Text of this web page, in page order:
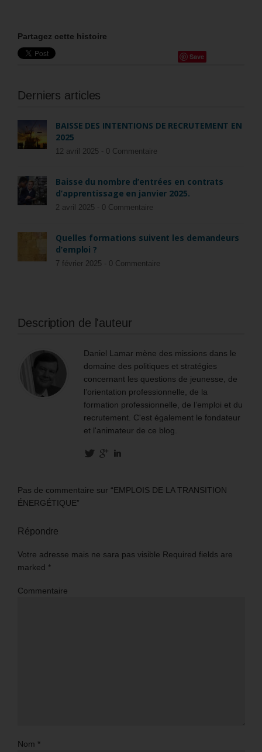
Partagez cette histoire
Save
Derniers articles
BAISSE DES INTENTIONS DE RECRUTEMENT EN
2025
12 avril 2025 - 0 Commentaire
Baisse du nombre d’entrées en contrats
d’apprentissage en janvier 2025.
2 avril 2025 - 0 Commentaire
Quelles formations suivent les demandeurs
d’emploi ?
7 février 2025 - 0 Commentaire
Description de l'auteur
Daniel Lamar mène des missions dans le
domaine des politiques et stratégies
concernant les questions de jeunesse, de
l’orientation professionnelle, de la
formation professionnelle, de l’emploi et du
recrutement. C'est également le fondateur
et l'animateur de ce blog.
Pas de commentaire sur “EMPLOIS DE LA TRANSITION
ÉNERGÉTIQUE”
Répondre
Votre adresse mais ne sara pas visible Required fields are
marked *
Commentaire
Nom *